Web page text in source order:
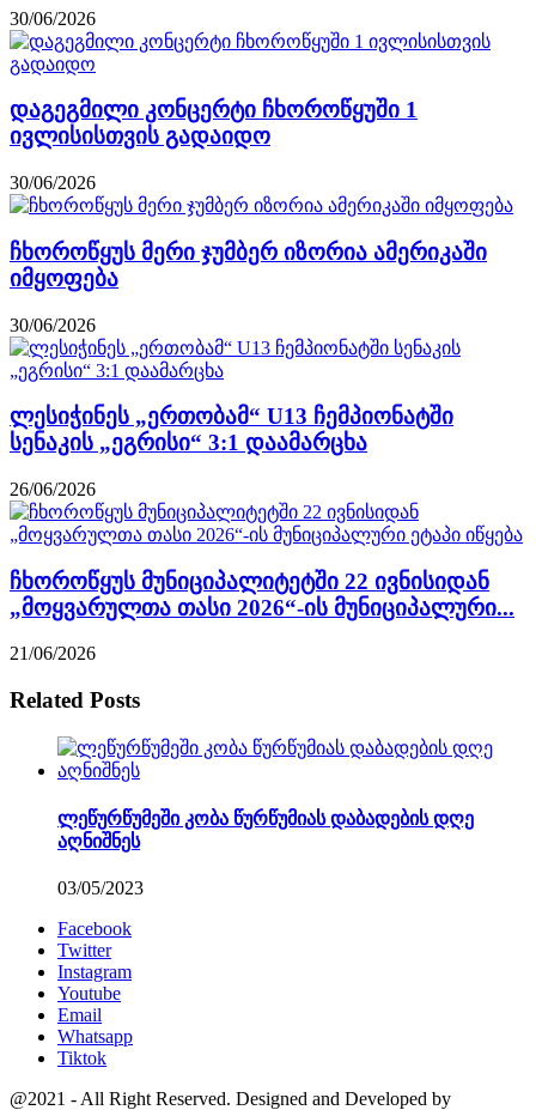
30/06/2026
დაგეგმილი კონცერტი ჩხოროწყუში 1
ივლისისთვის გადაიდო
30/06/2026
ჩხოროწყუს მერი ჯუმბერ იზორია ამერიკაში
იმყოფება
30/06/2026
ლესიჭინეს „ერთობამ“ U13 ჩემპიონატში
სენაკის „ეგრისი“ 3:1 დაამარცხა
26/06/2026
ჩხოროწყუს მუნიციპალიტეტში 22 ივნისიდან
„მოყვარულთა თასი 2026“-ის მუნიციპალური...
21/06/2026
Related Posts
ლეწურწუმეში კობა წურწუმიას დაბადების დღე
აღნიშნეს
03/05/2023
Facebook
Twitter
Instagram
Youtube
Email
Whatsapp
Tiktok
@2021 - All Right Reserved. Designed and Developed by